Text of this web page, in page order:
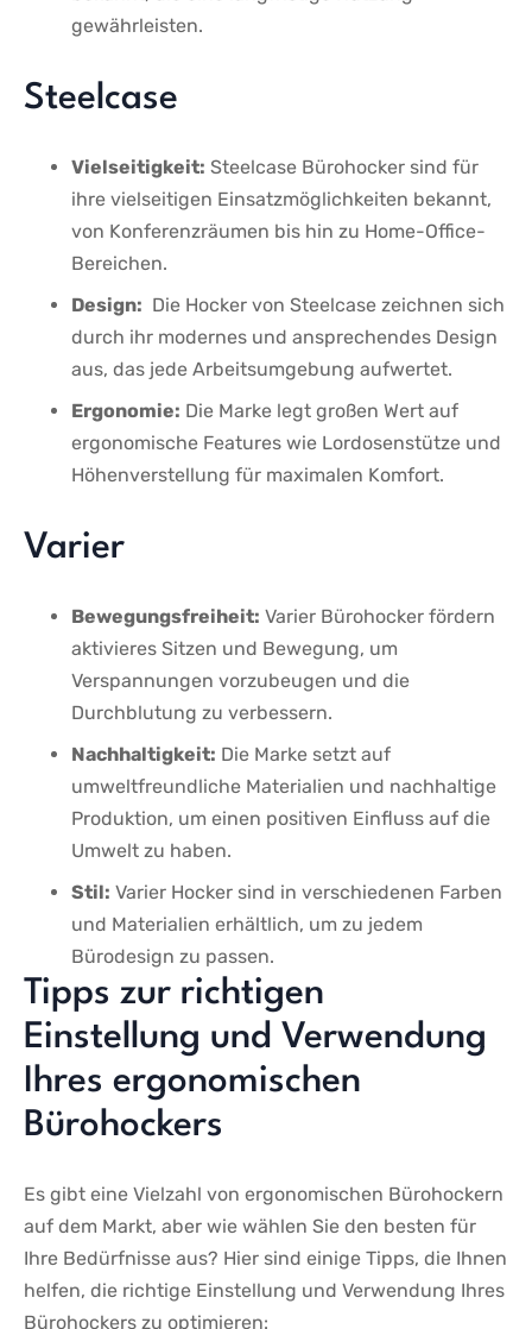
gewährleisten.
Steelcase
Vielseitigkeit: Steelcase Bürohocker ‍sind für
ihre vielseitigen ​Einsatzmöglichkeiten bekannt,
‌von​ Konferenzräumen bis hin‍ zu Home-Office-
Bereichen.
Design: ⁤ Die‌ Hocker von Steelcase zeichnen ‌sich
durch ihr modernes und‍ ansprechendes Design
aus, das ⁤jede Arbeitsumgebung aufwertet.
Ergonomie: Die Marke legt großen‌ Wert auf
ergonomische Features wie⁣ Lordosenstütze und
Höhenverstellung für maximalen Komfort.
Varier
Bewegungsfreiheit: Varier Bürohocker fördern
‌aktivieres Sitzen und Bewegung, um
Verspannungen ⁢vorzubeugen ⁣und die
Durchblutung zu verbessern.
Nachhaltigkeit: Die Marke setzt auf
umweltfreundliche Materialien und nachhaltige
Produktion, um einen positiven Einfluss auf die
Umwelt zu haben.
Stil: Varier ‍Hocker sind⁢ in verschiedenen Farben
und Materialien ​erhältlich, um zu jedem
Bürodesign zu‌ passen.
Tipps‍ zur ‌richtigen
Einstellung ​und Verwendung⁢
Ihres ergonomischen
Bürohockers
Es gibt eine Vielzahl von ​ergonomischen Bürohockern
auf dem Markt, aber wie ⁤wählen Sie den besten für
Ihre Bedürfnisse aus? Hier sind einige Tipps, die Ihnen
helfen,‌ die richtige ⁣Einstellung und Verwendung Ihres
Bürohockers zu optimieren: